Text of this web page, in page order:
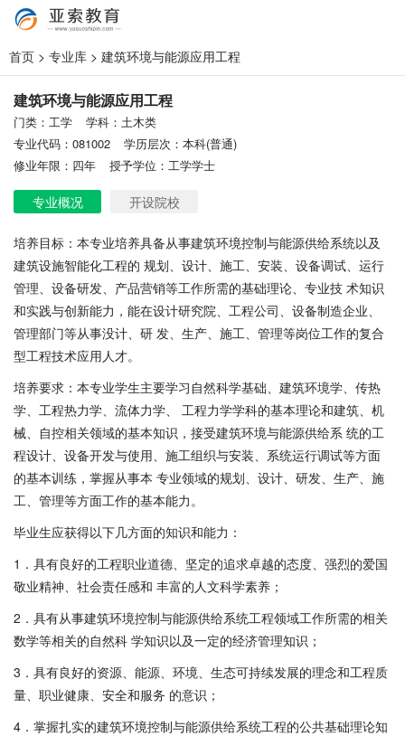
首页 > 专业库 > 建筑环境与能源应用工程
建筑环境与能源应用工程
门类：工学
学科：土木类
专业代码：081002
学历层次：本科(普通)
修业年限：四年
授予学位：工学学士
专业概况 开设院校
培养目标：本专业培养具备从事建筑环境控制与能源供给系统以及
建筑设施智能化工程的 规划、设计、施工、安装、设备调试、运行
管理、设备研发、产品营销等工作所需的基础理论、专业技 术知识
和实践与创新能力，能在设计研究院、工程公司、设备制造企业、
管理部门等从事没计、研 发、生产、施工、管理等岗位工作的复合
型工程技术应用人才。
培养要求：本专业学生主要学习自然科学基础、建筑环境学、传热
学、工程热力学、流体力学、 工程力学学科的基本理论和建筑、机
械、自控相关领域的基本知识，接受建筑环境与能源供给系 统的工
程设计、设备开发与使用、施工组织与安装、系统运行调试等方面
的基本训练，掌握从事本 专业领域的规划、设计、研发、生产、施
工、管理等方面工作的基本能力。
毕业生应获得以下几方面的知识和能力：
1．具有良好的工程职业道德、坚定的追求卓越的态度、强烈的爱国
敬业精神、社会责任感和 丰富的人文科学素养；
2．具有从事建筑环境控制与能源供给系统工程领域工作所需的相关
数学等相关的自然科 学知识以及一定的经济管理知识；
3．具有良好的资源、能源、环境、生态可持续发展的理念和工程质
量、职业健康、安全和服务 的意识；
4．掌握扎实的建筑环境控制与能源供给系统工程的公共基础理论知